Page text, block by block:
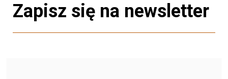
Zapisz się na newsletter